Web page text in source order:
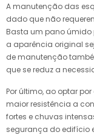
A manutenção das
dado que não
Basta um pano úmido
a aparência original
de manutenção
que se reduz a
Por último, ao optar
maior resistência a
fortes e chuvas
segurança do edifício